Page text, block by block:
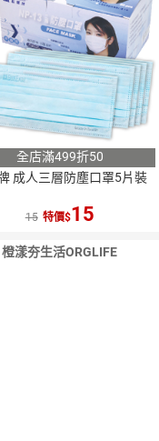
全店滿499折50
成人三層防塵口罩5片裝
15 特價 15
橙漾夯生活ORGLIFE